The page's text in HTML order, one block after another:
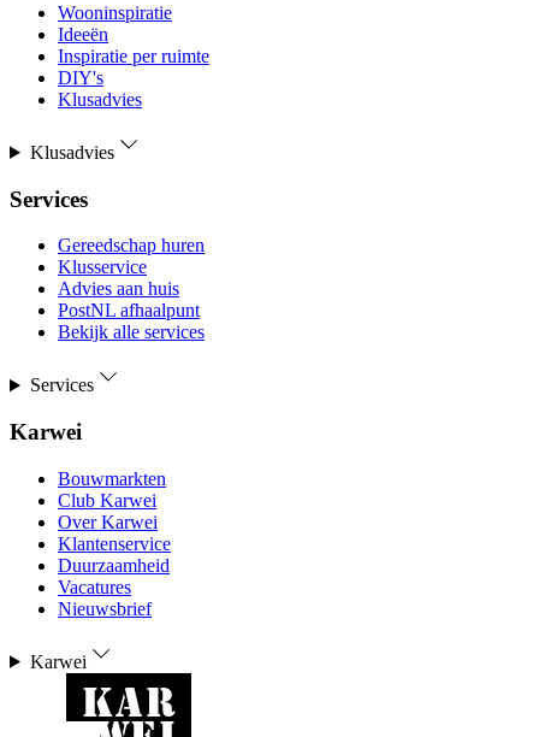
Wooninspiratie
Ideeën
Inspiratie per ruimte
DIY's
Klusadvies
Klusadvies
Services
Gereedschap huren
Klusservice
Advies aan huis
PostNL afhaalpunt
Bekijk alle services
Services
Karwei
Bouwmarkten
Club Karwei
Over Karwei
Klantenservice
Duurzaamheid
Vacatures
Nieuwsbrief
Karwei